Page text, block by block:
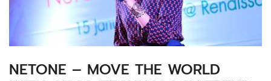
NETONE – MOVE THE WORLD